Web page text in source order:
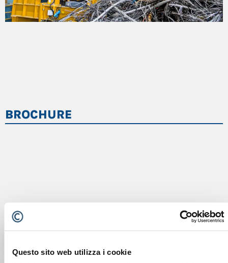
Questo sito web utilizza i cookie
BROCHURE
BDR 2400 U/R / 1645 / 1245 / 945